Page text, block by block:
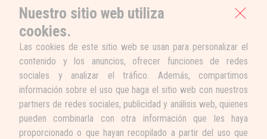
Nuestro sitio web utiliza
cookies.
Las cookies de este sitio web se usan para personalizar el
contenido y los anuncios, ofrecer funciones de redes
sociales y analizar el tráfico. Además, compartimos
información sobre el uso que haga el sitio web con nuestros
partners de redes sociales, publicidad y análisis web, quienes
pueden combinarla con otra información que les haya
proporcionado o que hayan recopilado a partir del uso que